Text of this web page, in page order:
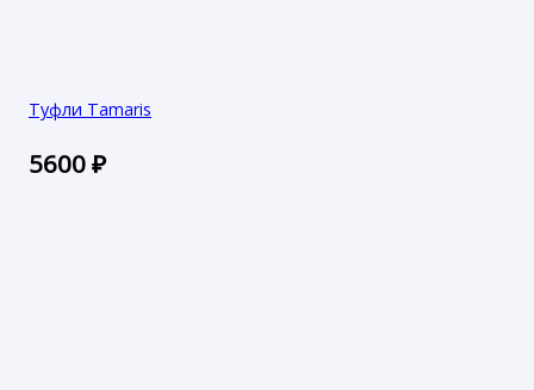
Туфли Tamaris
5600₽